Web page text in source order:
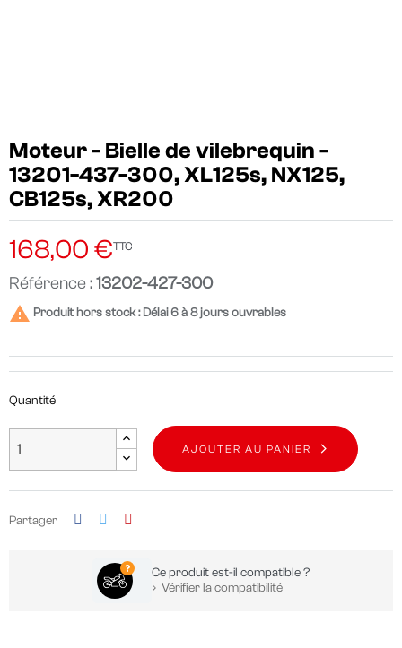
Moteur - Bielle de vilebrequin -
13201-437-300, XL125s, NX125,
CB125s, XR200
168,00 €TTC
Référence :13202-427-300
 Produit hors stock : Délai 6 à 8 jours ouvrables
Quantité
AJOUTER AU PANIER
Partager
Ce produit est-il compatible ?
Vérifier la compatibilité